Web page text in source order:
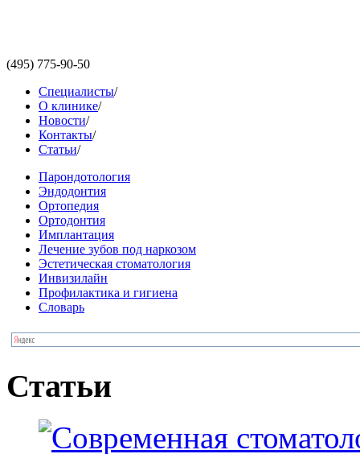
(495) 775-90-50
Специалисты/
О клинике/
Новости/
Контакты/
Статьи/
Парондотология
Эндодонтия
Ортопедия
Ортодонтия
Имплантация
Лечение зубов под наркозом
Эстетическая стоматология
Инвизилайн
Профилактика и гигиена
Словарь
Статьи